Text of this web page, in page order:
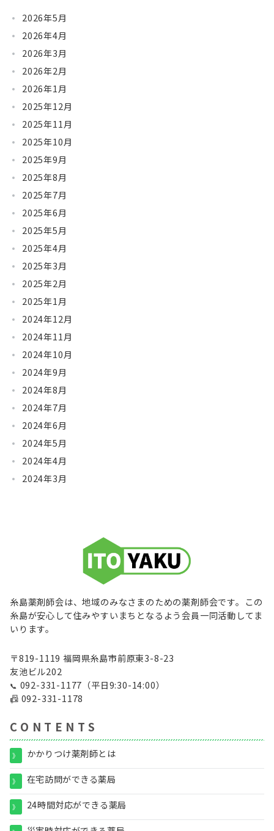
2026年5月
2026年4月
2026年3月
2026年2月
2026年1月
2025年12月
2025年11月
2025年10月
2025年9月
2025年8月
2025年7月
2025年6月
2025年5月
2025年4月
2025年3月
2025年2月
2025年1月
2024年12月
2024年11月
2024年10月
2024年9月
2024年8月
2024年7月
2024年6月
2024年5月
2024年4月
2024年3月
糸島薬剤師会は、地域のみなさまのための薬剤師会です。この
糸島が安心して住みやすいまちとなるよう会員一同活動してま
いります。
〒819-1119 福岡県糸島市前原東3-8-23
友池ビル202
📞 092-331-1177 （平日9:30-14:00）
📠 092-331-1178
C O N T E N T S
》 かかりつけ薬剤師とは
》 在宅訪問ができる薬局
》 24時間対応ができる薬局